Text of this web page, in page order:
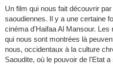
Un film qui nous fait découvrir
saoudiennes. Il y a une certaine
cinéma d'Haifaa Al Mansour.
qui nous sont montrées là
nous, occidentaux à la culture
Saoudite, où le pouvoir de l'Etat